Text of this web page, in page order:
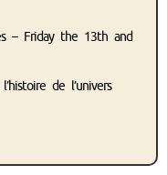
– Friday the 13th and
de l’univers